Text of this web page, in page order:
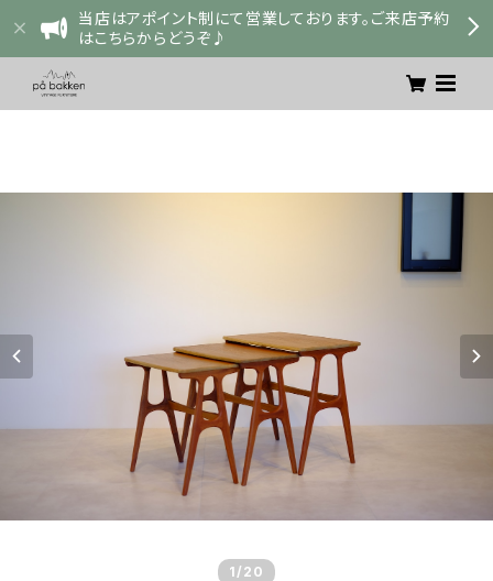
当店はアポイント制にて営業しております。ご来店予約
はこちらからどうぞ♪
1 /20